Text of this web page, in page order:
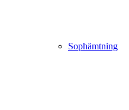
Sophämtning